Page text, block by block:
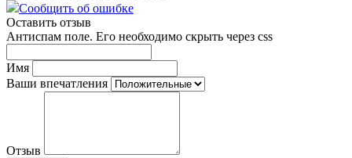
Сообщить об ошибке
Оставить отзыв
Антиспам поле. Его необходимо скрыть через css
Имя
Ваши впечатления
Отзыв